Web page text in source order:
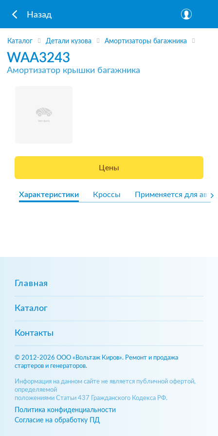
Назад
Каталог Детали кузова Амортизаторы багажника
WAA3243
Амортизатор крышки багажника
Цены
Характеристики Кроссы Применяется для авто
Главная
Каталог
Контакты
© 2012-2026 ООО «Вольтаж Киров». Ремонт и продажа
стартеров и генераторов.
Информация на данном сайте не является публичной офертой,
определяемой
положениями Статьи 437 Гражданского Кодекса РФ.
Политика конфиденциальности
Согласие на обработку ПД